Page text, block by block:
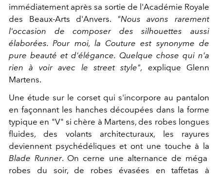
immédiatement après sa sortie de l'Académie Royale
des Beaux-Arts d'Anvers.
"Nous avons rarement
l'occasion de composer des silhouettes aussi
élaborées. Pour moi, la Couture est synonyme de
pure beauté et d'élégance. Quelque chose qui n'a
rien à voir avec le street style", explique Glenn
Martens.
Une étude sur le corset qui s'incorpore au pantalon
en façonnant les hanches découpées dans la forme
typique en "V" si chère à Martens, des robes longues
fluides, des volants architecturaux, les rayures
deviennent psychédéliques et ont une touche à la
Blade Runner. On cerne une alternance de méga
robes du soir, de robes évasées en taffetas à